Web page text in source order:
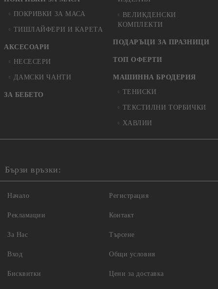
ПОКРИВКИ ЗА МАСА
ТИШЛАЙФЕРИ И КАРЕТА
АКСЕСОАРИ
НЕСЕСЕРИ
ДАМСКИ ЧАНТИ
ЗА БЕБЕТО
ВЕЛИКДЕНСКИ
КОМПЛЕКТИ
ПОДАРЪЦИ ЗА ПРАЗНИЦИ
ТОП ОФЕРТИ
МАШИННА БРОДЕРИЯ
ТЕНИСКИ
ТЕКСТИЛНИ ТОРБИЧКИ
ХАВЛИИ
Бързи връзки:
Начало
Рекламации
За Нас
Вход
Регистрация
Контакт
Търсене
Общи условия
Бисквитки Цени за доставка